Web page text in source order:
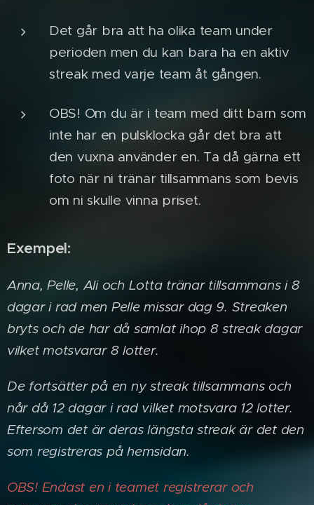
Det går bra att ha olika team under
perioden men du kan bara ha en aktiv
streak med varje team åt gången.
OBS! Om du är i team med ditt barn som
inte har en pulsklocka går det bra att
den vuxna använder en. Ta då gärna ett
foto när ni tränar tillsammans som bevis
om ni skulle vinna priset.
Exempel:
Anna, Pelle, Ali och Lotta tränar tillsammans i 8
dagar i rad men Pelle missar dag 9. Streaken
bryts och de har då samlat ihop 8 streak dagar
vilket motsvarar 8 lotter.
De fortsätter på en ny streak tillsammans och
når då 12 dagar i rad vilket motsvara 12 lotter.
Eftersom det är deras längsta streak är det den
som registreras på hemsidan.
OBS! Endast en i teamet registrerar och